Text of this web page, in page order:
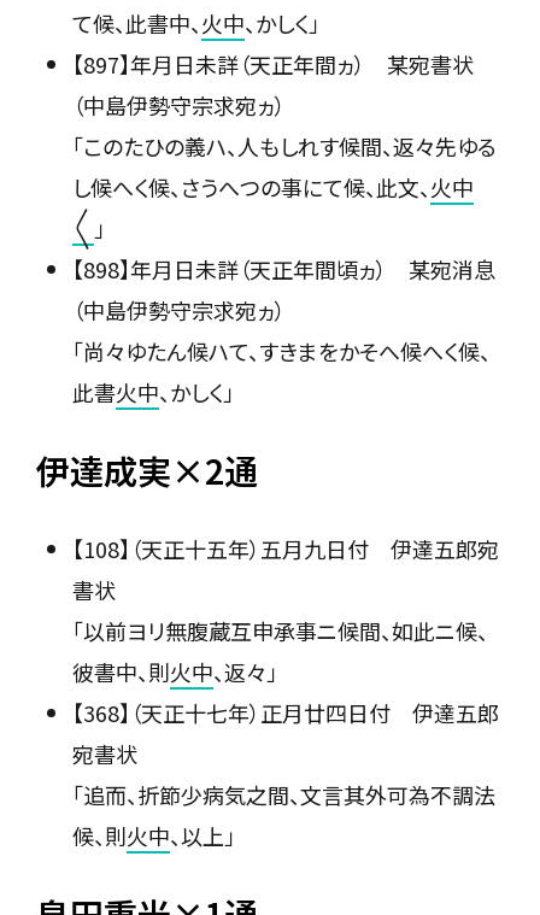
て候、此書中、火中、かしく」
【897】年月日未詳（天正年間ヵ） 某宛書状
（中島伊勢守宗求宛ヵ）
「このたひの義ハ、人もしれす候間、返々先ゆる
し候へく候、さうへつの事にて候、此文、火中
〳〵 」
【898】年月日未詳（天正年間頃ヵ） 某宛消息
（中島伊勢守宗求宛ヵ）
「尚々ゆたん候ハて、すきまをかそへ候へく候、
此書火中、かしく」
伊達成実×2通
【108】（天正十五年）五月九日付 伊達五郎宛
書状
「以前ヨリ無腹蔵互申承事ニ候間、如此ニ候、
彼書中、則火中、返々」
【368】（天正十七年）正月廿四日付 伊達五郎
宛書状
「追而、折節少病気之間、文言其外可為不調法
候、則火中、以上」